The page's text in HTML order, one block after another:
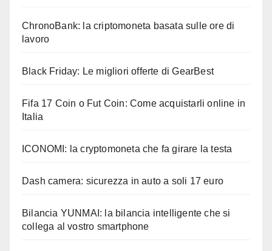
ChronoBank: la criptomoneta basata sulle ore di
lavoro
Black Friday: Le migliori offerte di GearBest
Fifa 17 Coin o Fut Coin: Come acquistarli online in
Italia
ICONOMI: la cryptomoneta che fa girare la testa
Dash camera: sicurezza in auto a soli 17 euro
Bilancia YUNMAI: la bilancia intelligente che si
collega al vostro smartphone